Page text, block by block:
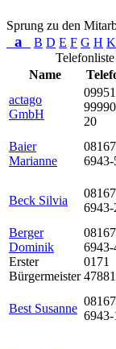
Sprung zu den
a B D E F G H K
Name
actago
GmbH
09951
20
Baier
Marianne
08167
6943-
Beck Silvia
08167
6943-
Berger
Dominik
Erster
Bürgermeister
08167
6943-
0171
Best Susanne
08167
6943-